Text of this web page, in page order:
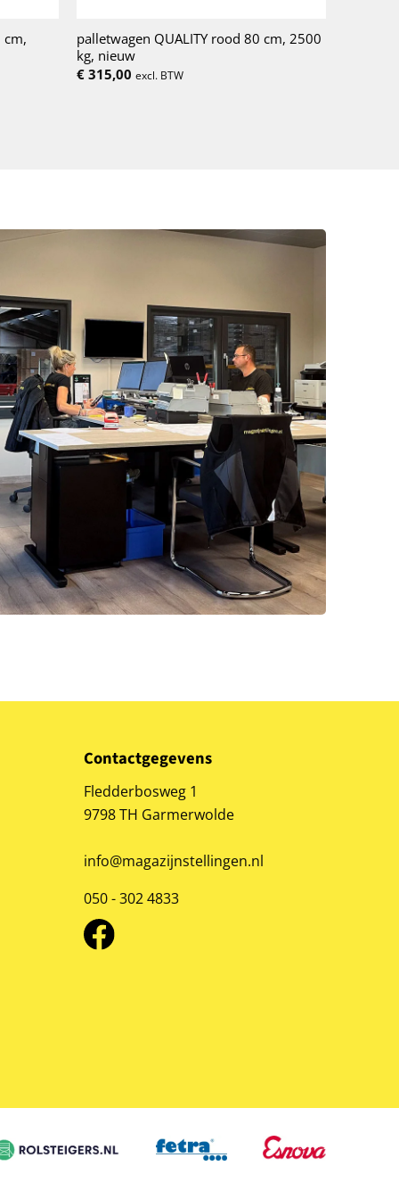
cm,
palletwagen QUALITY rood 80 cm, 2500
kg, nieuw
€315,00 excl. BTW
Contactgegevens
Fledderbosweg 1
9798 TH Garmerwolde
info@magazijnstellingen.nl
050 - 302 4833